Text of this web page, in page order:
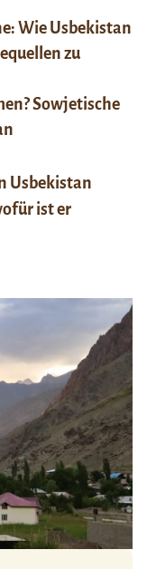
Wie Usbekistan
zu
Sowjetische
Usbekistan
ist er